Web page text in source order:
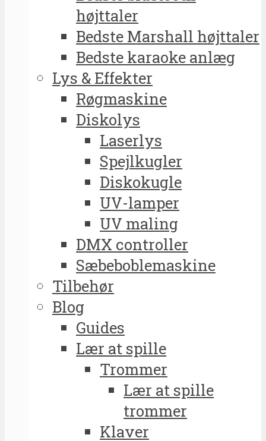
højttaler
Bedste Marshall højttaler
Bedste karaoke anlæg
Lys & Effekter
Røgmaskine
Diskolys
Laserlys
Spejlkugler
Diskokugle
UV-lamper
UV maling
DMX controller
Sæbeboblemaskine
Tilbehør
Blog
Guides
Lær at spille
Trommer
Lær at spille
trommer
Klaver